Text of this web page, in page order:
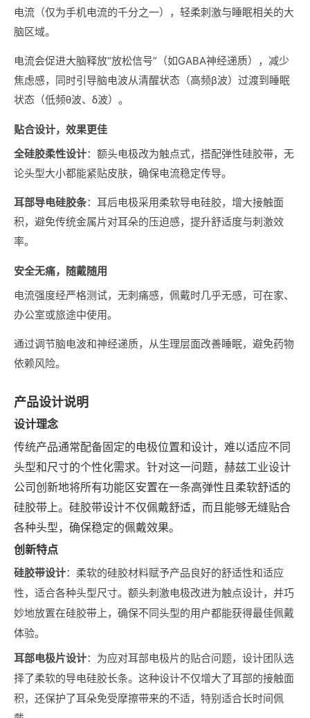
电流（仅为手机电流的千分之一），轻柔刺激与睡眠相关的大
脑区域。
电流会促进大脑释放“放松信号”（如GABA神经递质），减少
焦虑感，同时引导脑电波从清醒状态（高频β波）过渡到睡眠
状态（低频θ波、δ波）。
贴合设计，效果更佳
全硅胶柔性设计‌：额头电极改为触点式，搭配弹性硅胶带，无
论头型大小都能紧贴皮肤，确保电流稳定传导。
耳部导电硅胶条‌：耳后电极采用柔软导电硅胶，增大接触面
积，避免传统金属片对耳朵的压迫感，提升舒适度与刺激效
率。
安全无痛，随戴随用
电流强度经严格测试，无刺痛感，佩戴时几乎无感，可在家、
办公室或旅途中使用。
通过调节脑电波和神经递质，从生理层面改善睡眠，避免药物
依赖风险。
产品设计说明
设计理念
传统产品通常配备固定的电极位置和设计，难以适应不同
头型和尺寸的个性化需求。针对这一问题，赫兹工业设计
公司创新地将所有功能区安置在一条高弹性且柔软舒适的
硅胶带上。硅胶带设计不仅佩戴舒适，而且能够无缝贴合
各种头型，确保稳定的佩戴效果。
创新特点
硅胶带设计‌：柔软的硅胶材料赋予产品良好的舒适性和适应
性，适合各种头型尺寸。额头刺激电极改进为触点设计，并巧
妙地放置在硅胶带上，确保不同头型的用户都能获得最佳佩戴
体验。
耳部电极片设计‌：为应对耳部电极片的贴合问题，设计团队选
择了柔软的导电硅胶长条。这种设计不仅增大了耳部的接触面
积，还保护了耳朵免受摩擦带来的不适，特别适合长时间佩